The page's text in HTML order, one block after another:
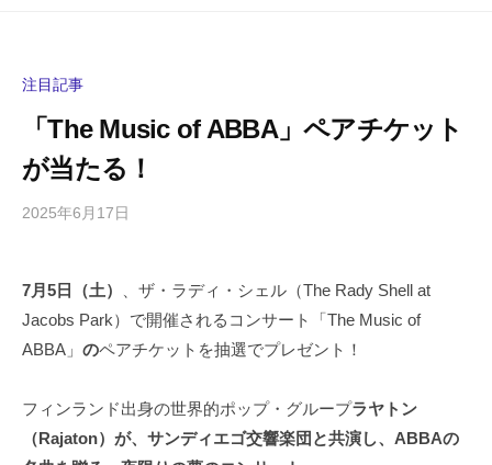
注目記事
「The Music of ABBA」ペアチケット
が当たる！
2025年6月17日
g
a
y
の
コ
メ
ト
7月5日（土）
、ザ・ラディ・シェル（The Rady Shell at
Jacobs Park）で開催されるコンサート「The Music of
ABBA」 のペアチケットを抽選でプレゼント！
フィンランド出身の世界的ポップ・グループラヤトン
（Rajaton）が、サンディエゴ交響楽団と共演し、ABBAの